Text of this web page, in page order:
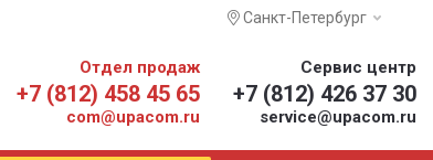
Санкт-Петербург
Отдел продаж
+7 (812) 458 45 65
com@upacom.ru
Сервис центр
+7 (812) 426 37 30
service@upacom.ru